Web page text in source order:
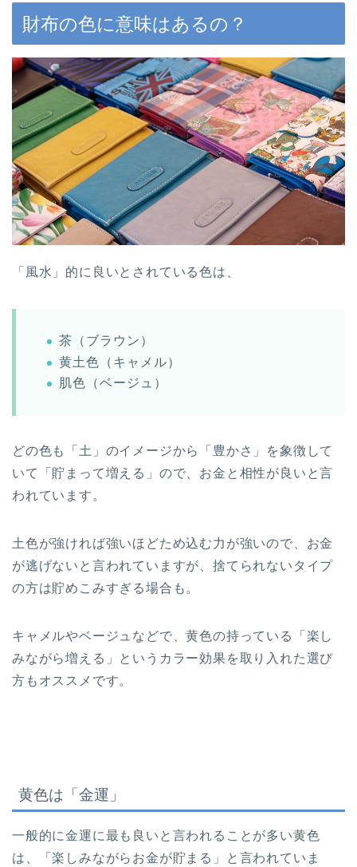
財布の色に意味はあるの？
「風水」的に良いとされている色は、
茶（ブラウン）
黄土色（キャメル）
肌色（ベージュ）
どの色も「土」のイメージから「豊かさ」を象徴して
いて「貯まって増える」ので、お金と相性が良いと言
われています。
土色が強ければ強いほどため込む力が強いので、お金
が逃げないと言われていますが、捨てられないタイプ
の方は貯めこみすぎる場合も。
キャメルやベージュなどで、黄色の持っている「楽し
みながら増える」というカラー効果を取り入れた選び
方もオススメです。
黄色は「金運」
一般的に金運に最も良いと言われることが多い黄色
は、「楽しみながらお金が貯まる」と言われていま